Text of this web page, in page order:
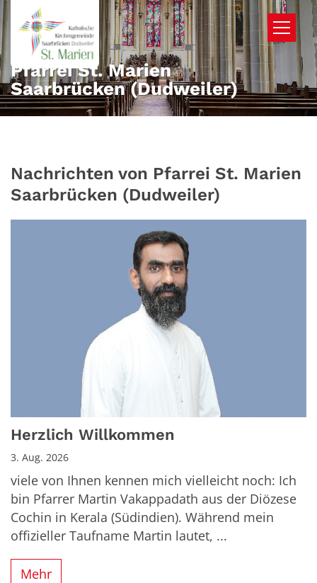
Zum Inhalt springen
Pfarrei St. Marien
Saarbrücken (Dudweiler)
Nachrichten von Pfarrei St. Marien
Saarbrücken (Dudweiler)
Herzlich Willkommen
3. Aug. 2026
viele von Ihnen kennen mich vielleicht noch: Ich
bin Pfarrer Martin Vakappadath aus der Diözese
Cochin in Kerala (Südindien). Während mein
offizieller Taufname Martin lautet, ...
Mehr